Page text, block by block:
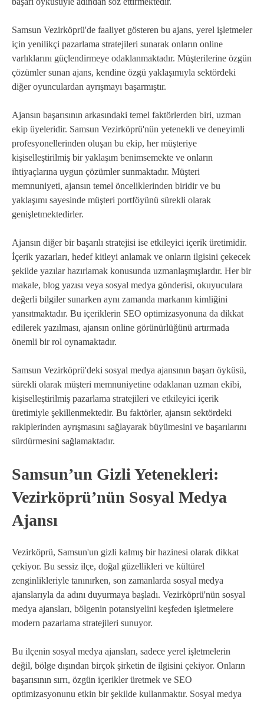
Samsun Vezirköprü'de faaliyet gösteren bu ajans, yerel işletmeler
için yenilikçi pazarlama stratejileri sunarak onların online
varlıklarını güçlendirmeye odaklanmaktadır. Müşterilerine özgün
çözümler sunan ajans, kendine özgü yaklaşımıyla sektördeki
diğer oyunculardan ayrışmayı başarmıştır.
Ajansın başarısının arkasındaki temel faktörlerden biri, uzman
ekip üyeleridir. Samsun Vezirköprü'nün yetenekli ve deneyimli
profesyonellerinden oluşan bu ekip, her müşteriye
kişiselleştirilmiş bir yaklaşım benimsemekte ve onların
ihtiyaçlarına uygun çözümler sunmaktadır. Müşteri
memnuniyeti, ajansın temel önceliklerinden biridir ve bu
yaklaşımı sayesinde müşteri portföyünü sürekli olarak
genişletmektedirler.
Ajansın diğer bir başarılı stratejisi ise etkileyici içerik üretimidir.
İçerik yazarları, hedef kitleyi anlamak ve onların ilgisini çekecek
şekilde yazılar hazırlamak konusunda uzmanlaşmışlardır. Her bir
makale, blog yazısı veya sosyal medya gönderisi, okuyuculara
değerli bilgiler sunarken aynı zamanda markanın kimliğini
yansıtmaktadır. Bu içeriklerin SEO optimizasyonuna da dikkat
edilerek yazılması, ajansın online görünürlüğünü artırmada
önemli bir rol oynamaktadır.
Samsun Vezirköprü'deki sosyal medya ajansının başarı öyküsü,
sürekli olarak müşteri memnuniyetine odaklanan uzman ekibi,
kişiselleştirilmiş pazarlama stratejileri ve etkileyici içerik
üretimiyle şekillenmektedir. Bu faktörler, ajansın sektördeki
rakiplerinden ayrışmasını sağlayarak büyümesini ve başarılarını
sürdürmesini sağlamaktadır.
Samsun’un Gizli Yetenekleri:
Vezirköprü’nün Sosyal Medya
Ajansı
Vezirköprü, Samsun'un gizli kalmış bir hazinesi olarak dikkat
çekiyor. Bu sessiz ilçe, doğal güzellikleri ve kültürel
zenginlikleriyle tanınırken, son zamanlarda sosyal medya
ajanslarıyla da adını duyurmaya başladı. Vezirköprü'nün sosyal
medya ajansları, bölgenin potansiyelini keşfeden işletmelere
modern pazarlama stratejileri sunuyor.
Bu ilçenin sosyal medya ajansları, sadece yerel işletmelerin
değil, bölge dışından birçok şirketin de ilgisini çekiyor. Onların
başarısının sırrı, özgün içerikler üretmek ve SEO
optimizasyonunu etkin bir şekilde kullanmaktır. Sosyal medya